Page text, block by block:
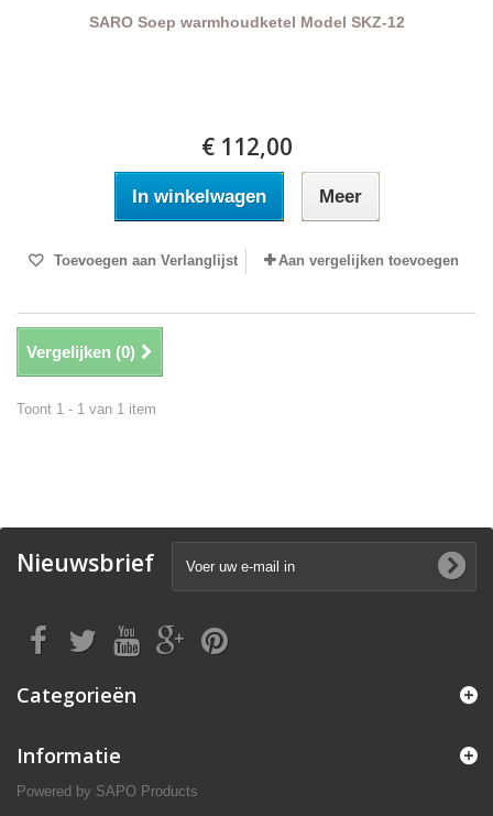
SARO Soep warmhoudketel Model SKZ-12
€ 112,00
In winkelwagen Meer
Toevoegen aan Verlanglijst Aan vergelijken toevoegen
Vergelijken (0)
Toont 1 - 1 van 1 item
Nieuwsbrief
Categorieën
Informatie
Powered by SAPO Products